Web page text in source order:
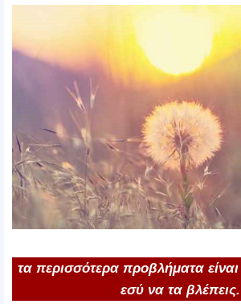
τα περισσότερα προβλήματα
εσύ να τα βλέπεις.